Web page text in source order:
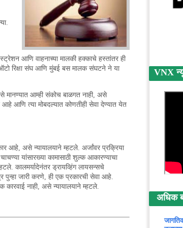
आणि वाहनाच्या मालकी हक्काचे हस्तांतर ही
ऑटो रिक्षा संघ आणि मुंबई बस मालक संघटने ने या
मानण्यात आम्ही संकोच बाळगत नाही, असे
आणि त्या मोबदल्यात कोणतीही सेवा देण्यात येत
आहे, असे न्यायालयाने म्हटले. अर्जांवर प्रक्रिया
यांसारख्या कामासाठी शुल्क आकारण्याचा
कालमर्यादेनंतर ड्रायव्हिंग लायसन्सचे
पुन्हा जारी करणे, ही एक प्रकारची सेवा आहे.
नाही, असे न्यायालयाने म्हटले.
VNX
अधिक